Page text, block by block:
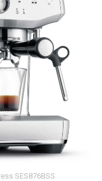
SES876BSS